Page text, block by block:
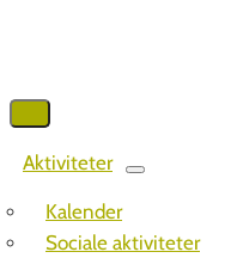
Aktiviteter
Kalender
Sociale aktiviteter